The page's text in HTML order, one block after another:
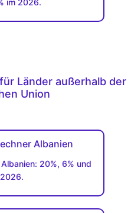
im 2026.
Länder außerhalb der
Union
Albanien
20%, 6% und